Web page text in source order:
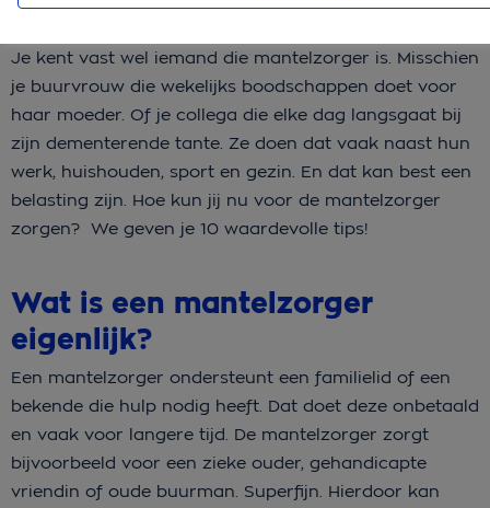
Je kent vast wel iemand die mantelzorger is. Misschien
je buurvrouw die wekelijks boodschappen doet voor
haar moeder. Of je collega die elke dag langsgaat bij
zijn dementerende tante. Ze doen dat vaak naast hun
werk, huishouden, sport en gezin. En dat kan best een
belasting zijn. Hoe kun jij nu voor de mantelzorger
zorgen? We geven je 10 waardevolle tips!
Wat is een mantelzorger
eigenlijk?
Een mantelzorger ondersteunt een familielid of een
bekende die hulp nodig heeft. Dat doet deze onbetaald
en vaak voor langere tijd. De mantelzorger zorgt
bijvoorbeeld voor een zieke ouder, gehandicapte
vriendin of oude buurman. Superfijn. Hierdoor kan